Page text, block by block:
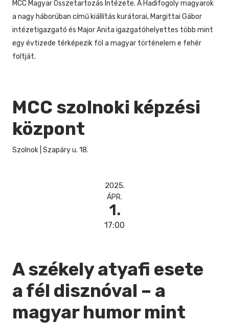
MCC Magyar Összetartozás Intézete. A Hadifogoly magyarok
a nagy háborúban című kiállítás kurátorai, Margittai Gábor
intézetigazgató és Major Anita igazgatóhelyettes több mint
egy évtizede térképezik föl a magyar történelem e fehér
foltját.
MCC szolnoki képzési
központ
Szolnok Szapáry u. 18.
2025.
ÁPR.
1.
17:00
A székely atyafi esete
a fél disznóval – a
magyar humor mint